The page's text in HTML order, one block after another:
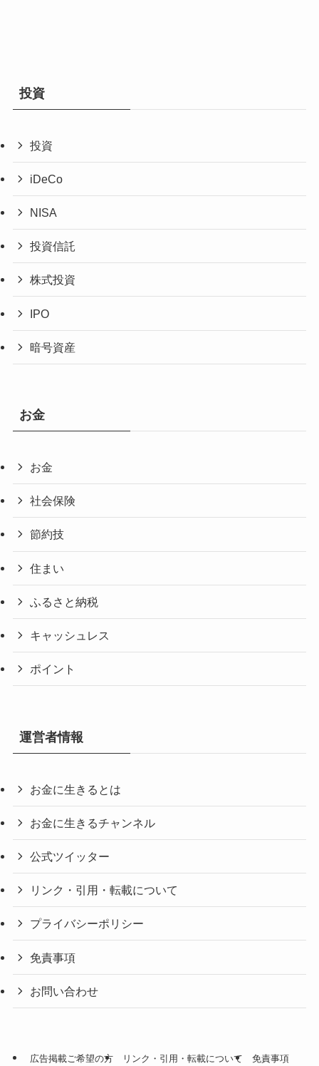
投資
投資
iDeCo
NISA
投資信託
株式投資
IPO
暗号資産
お金
お金
社会保険
節約技
住まい
ふるさと納税
キャッシュレス
ポイント
運営者情報
お金に生きるとは
お金に生きるチャンネル
公式ツイッター
リンク・引用・転載について
プライバシーポリシー
免責事項
お問い合わせ
広告掲載ご希望の方 リンク・引用・転載について 免責事項